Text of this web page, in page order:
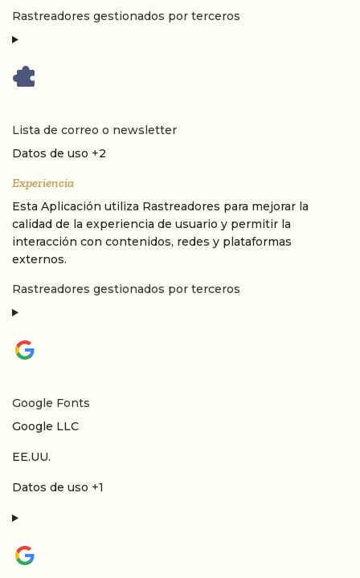
Rastreadores gestionados por terceros
Lista de correo o newsletter
Datos Personales tratados:
Datos de uso +2
Experiencia
Esta Aplicación utiliza Rastreadores para mejorar la
calidad de la experiencia de usuario y permitir la
interacción con contenidos, redes y plataformas
externos.
Rastreadores gestionados por terceros
Google Fonts
Empresa:
Google LLC
Lugar de tratamiento:
EE.UU.
Datos Personales tratados:
Datos de uso +1